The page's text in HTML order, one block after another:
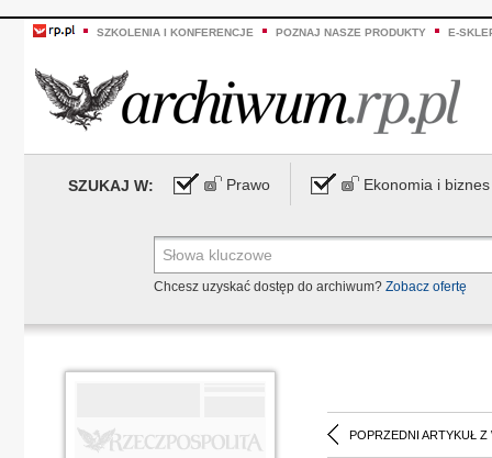
SZKOLENIA I KONFERENCJE POZNAJ NASZE PRODUKTY E-
SZUKAJ W: Prawo Ekonomia i biznes
Chcesz uzyskać dostęp do archiwum? Zobacz ofertę
POPRZEDNI ARTYKUŁ Z